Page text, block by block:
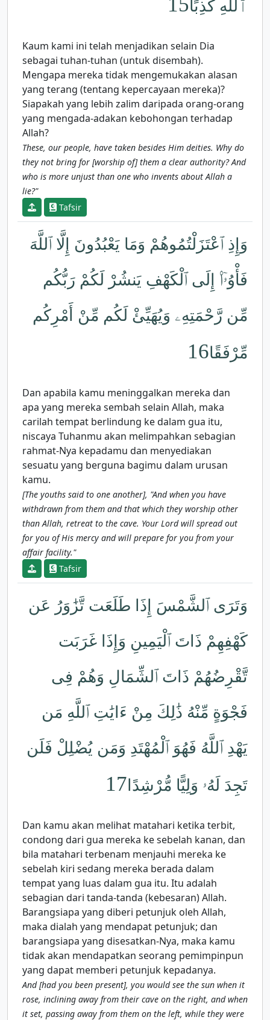
ٱللَّهِ كَذِبًا
Kaum kami ini telah menjadikan selain Dia
sebagai tuhan-tuhan (untuk disembah).
Mengapa mereka tidak mengemukakan alasan
yang terang (tentang kepercayaan mereka)?
Siapakah yang lebih zalim daripada orang-orang
yang mengada-adakan kebohongan terhadap
Allah?
These, our people, have taken besides Him deities. Why do
they not bring for [worship of] them a clear authority? And
who is more unjust than one who invents about Allah a
lie?"
Tafsir
وَإِذِ ٱعْتَزَلْتُمُوهُمْ وَمَا يَعْبُدُونَ إِلَّا ٱللَّهَ
فَأْوُۥٓا۟ إِلَى ٱلْكَهْفِ يَنشُرْ لَكُمْ رَبُّكُم
مِّن رَّحْمَتِهِۦ وَيُهَيِّئْ لَكُم مِّنْ أَمْرِكُم
مِّرْفَقًا16
Dan apabila kamu meninggalkan mereka dan
apa yang mereka sembah selain Allah, maka
carilah tempat berlindung ke dalam gua itu,
niscaya Tuhanmu akan melimpahkan sebagian
rahmat-Nya kepadamu dan menyediakan
sesuatu yang berguna bagimu dalam urusan
kamu.
[The youths said to one another], "And when you have
withdrawn from them and that which they worship other
than Allah, retreat to the cave. Your Lord will spread out
for you of His mercy and will prepare for you from your
affair facility."
Tafsir
وَتَرَى ٱلشَّمْسَ إِذَا طَلَعَت تَّزَٰوَرُ عَن
كَهْفِهِمْ ذَاتَ ٱلْيَمِينِ وَإِذَا غَرَبَت
تَّقْرِضُهُمْ ذَاتَ ٱلشِّمَالِ وَهُمْ فِى
فَجْوَةٍ مِّنْهُ ذَٰلِكَ مِنْ ءَايَٰتِ ٱللَّهِ مَن
يَهْدِ ٱللَّهُ فَهُوَ ٱلْمُهْتَدِ وَمَن يُضْلِلْ فَلَن
تَجِدَ لَهُۥ وَلِيًّا مُّرْشِدًا 17
Dan kamu akan melihat matahari ketika terbit,
condong dari gua mereka ke sebelah kanan, dan
bila matahari terbenam menjauhi mereka ke
sebelah kiri sedang mereka berada dalam
tempat yang luas dalam gua itu. Itu adalah
sebagian dari tanda-tanda (kebesaran) Allah.
Barangsiapa yang diberi petunjuk oleh Allah,
maka dialah yang mendapat petunjuk; dan
barangsiapa yang disesatkan-Nya, maka kamu
tidak akan mendapatkan seorang pemimpinpun
yang dapat memberi petunjuk kepadanya.
And [had you been present], you would see the sun when it
rose, inclining away from their cave on the right, and when
it set, passing away from them on the left, while they were